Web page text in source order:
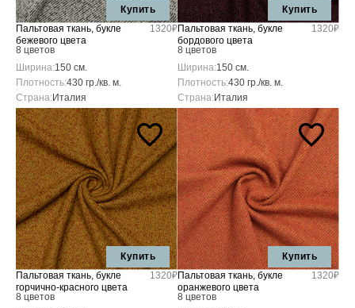
Купить
Пальтовая ткань, букле
бежевого цвета
8 цветов
1320₽
Ширина:150 см.
Плотность:430 гр./кв. м.
Страна:Италия
Купить
Пальтовая ткань, букле
бордового цвета
8 цветов
1320₽
Ширина:150 см.
Плотность:430 гр./кв. м.
Страна:Италия
Купить
Пальтовая ткань, букле
горчично-красного цвета
8 цветов
1320₽
Купить
Пальтовая ткань, букле
оранжевого цвета
8 цветов
1320₽